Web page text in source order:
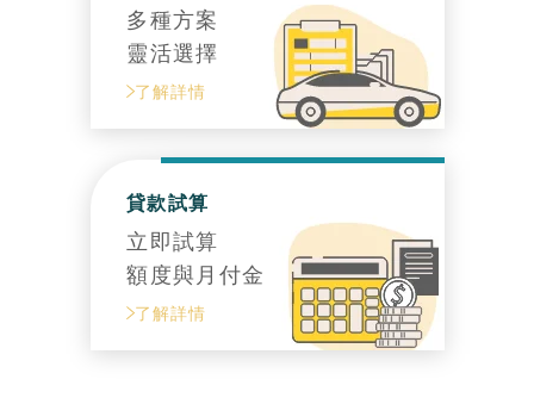
多種方案
靈活選擇
了解詳情
貸款試算
立即試算
額度與月付金
了解詳情